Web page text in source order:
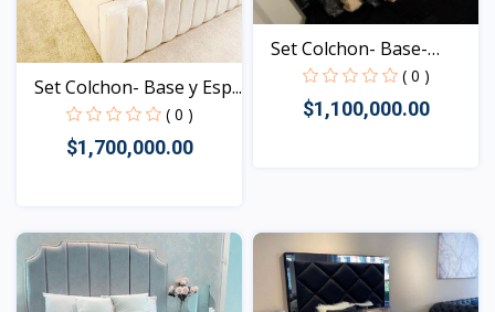
Set Colchon- Base y Esp...
( 0 )
$1,700,000.00
Vista
Set Colchon- Base-
Espa...
( 0 )
$1,100,000.00